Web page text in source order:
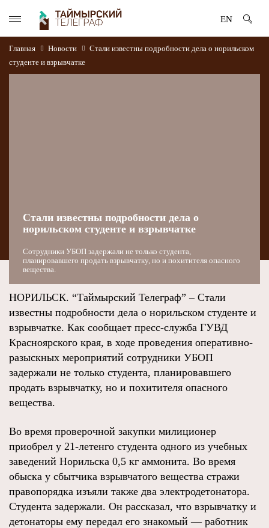
EN
Главная Новости
Стали известны подробности дела о норильском
студенте и взрывчатке
Стали известны подробности дела о
норильском студенте и взрывчатке
Сотрудники УБОП задержали не только студента,
планировавшего продать взрывчатку, но и похитителя опасного
вещества.
НОРИЛЬСК. “Таймырский Телеграф” – Стали
известны подробности дела о норильском студенте и
взрывчатке. Как сообщает пресс-служба ГУВД
Красноярского края, в ходе проведения оперативно-
разыскных мероприятий сотрудники УБОП
задержали не только студента, планировавшего
продать взрывчатку, но и похитителя опасного
вещества.
Во время проверочной закупки милиционер
приобрел у 21-летенго студента одного из учебных
заведений Норильска 0,5 кг аммонита. Во время
обыска у сбытчика взрывчатого вещества стражи
правопорядка изъяли также два электродетонатора.
Студента задержали. Он рассказал, что взрывчатку и
детонаторы ему передал его знакомый — работник